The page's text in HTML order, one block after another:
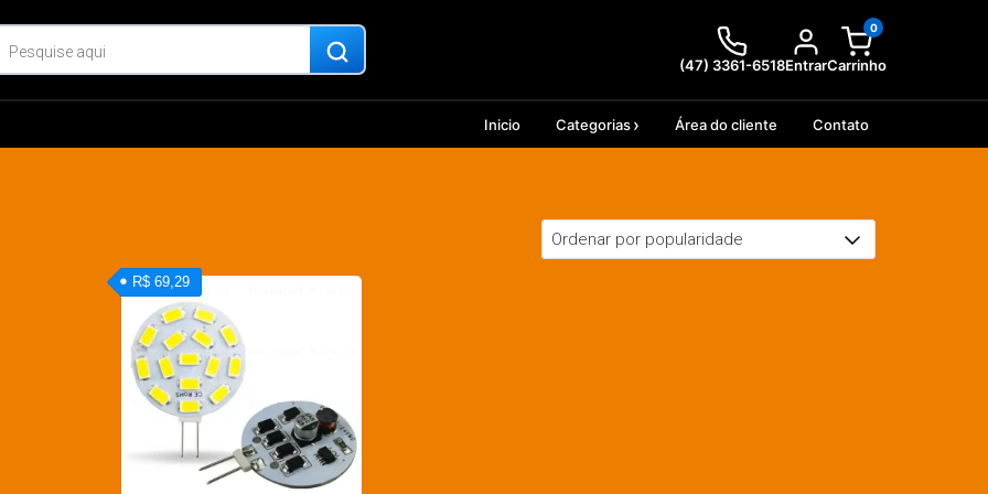
(47) 3361-6518Entrar
0
Carrinho
Inicio Categorias Área do cliente Contato
R$ 69,29